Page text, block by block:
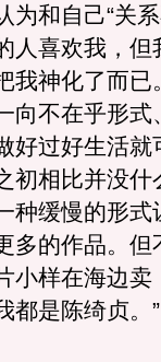
和自己“关
人喜欢我，但
我神化了而已
向不在乎形式
好过好生活就
初相比并没什
种缓慢的形式
多的作品。但
小样在海边卖
都是陈绮贞。”